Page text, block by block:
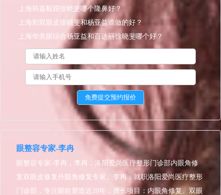
上海韩嘉毅跟徐晓斐哪个隆鼻好？
上海割双眼皮徐晓斐和杨亚益谁做的好？
上海华美眼综合杨亚益和百达丽徐晓斐哪个好？
眼整容专家-李冉
眼整容专家-李冉，李冉，洛阳爱尚医疗整形门诊部内眼角修
复双眼皮修复外眼角修复专家。李冉：就职洛阳爱尚医疗整形
门诊部，专注眼睑塑造近20年，擅长项目：内眼角修复、双眼